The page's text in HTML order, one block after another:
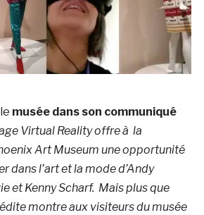
musée dans son communiqué
Virtual Reality offre à la
Art Museum une opportunité
dans l’art et la mode d’Andy
et Kenny Scharf. Mais plus que
montre aux visiteurs du musée